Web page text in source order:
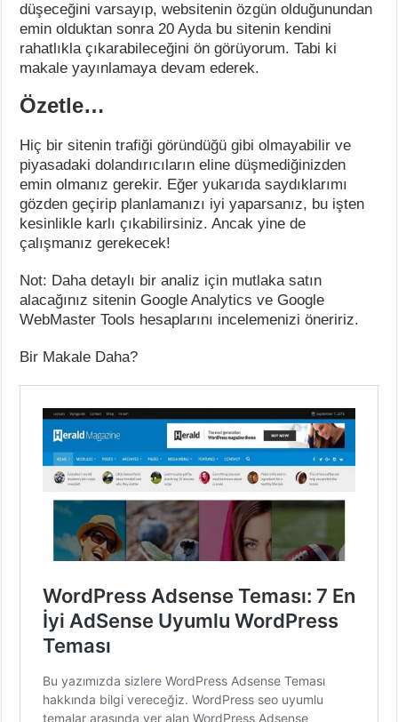
düşeceğini varsayıp, websitenin özgün olduğunundan
emin olduktan sonra 20 Ayda bu sitenin kendini
rahatlıkla çıkarabileceğini ön görüyorum. Tabi ki
makale yayınlamaya devam ederek.
Özetle…
Hiç bir sitenin trafiği göründüğü gibi olmayabilir ve
piyasadaki dolandırıcıların eline düşmediğinizden
emin olmanız gerekir. Eğer yukarıda saydıklarımı
gözden geçirip planlamanızı iyi yaparsanız, bu işten
kesinlikle karlı çıkabilirsiniz. Ancak yine de
çalışmanız gerekecek!
Not: Daha detaylı bir analiz için mutlaka satın
alacağınız sitenin Google Analytics ve Google
WebMaster Tools hesaplarını incelemenizi öneririz.
Bir Makale Daha?